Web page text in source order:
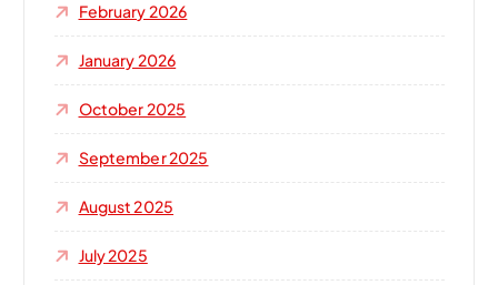
February 2026
January 2026
October 2025
September 2025
August 2025
July 2025